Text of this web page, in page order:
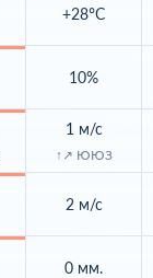
+28°C
10%
1 м/с
↑↗ ЮЮЗ
2 м/с
0 мм.